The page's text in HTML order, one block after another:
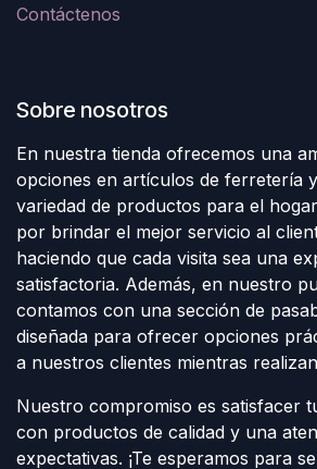
Contáctenos
Sobre nosotros
En nuestra tienda ofrecemos una
opciones en artículos de ferretería
variedad de productos para el
por brindar el mejor servicio al
haciendo que cada visita sea una
satisfactoria. Además, en nuestro
contamos con una sección de
diseñada para ofrecer opciones
a nuestros clientes mientras
Nuestro compromiso es satisfacer
con productos de calidad y una
expectativas. ¡Te esperamos para